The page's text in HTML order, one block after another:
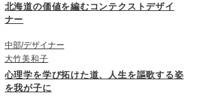
北海道の価値を編むコンテクストデザイ
ナー
中部 デザイナー
大竹美和子
心理学を学び拓けた道、人生を謳歌する姿
を我が子に